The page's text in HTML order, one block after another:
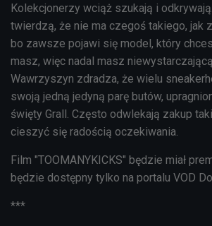
Kolekcjonerzy wciąż szukają i
twierdzą, że nie ma czegoś takiego, jak
bo zawsze pojawi się model, który
masz, więc nadal masz
Wawrzyszyn zdradza, że wielu
swoją jedną jedyną parę butów,
święty Grall. Często odwlekają zakup
cieszyć się radością oczekiwania.
Film "TOOMANYKICKS" będzie miał
będzie dostępny tylko na portalu VOD
***